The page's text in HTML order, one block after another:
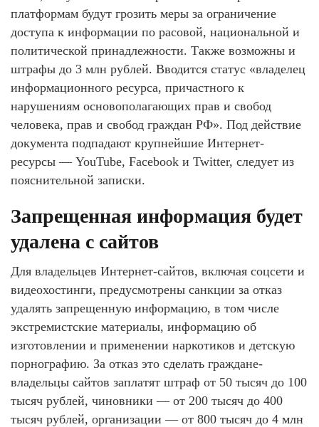
платформам будут грозить меры за ограничение
доступа к информации по расовой, национальной и
политической принадлежности. Также возможны и
штрафы до 3 млн рублей. Вводится статус «владелец
информационного ресурса, причастного к
нарушениям основополагающих прав и свобод
человека, прав и свобод граждан РФ». Под действие
документа подпадают крупнейшие Интернет-
ресурсы — YouTube, Facebook и Twitter, следует из
пояснительной записки.
Запрещенная информация будет
удалена с сайтов
Для владельцев Интернет-сайтов, включая соцсети и
видеохостинги, предусмотрены санкции за отказ
удалять запрещенную информацию, в том числе
экстремистские материалы, информацию об
изготовлении и применении наркотиков и детскую
порнографию. За отказ это сделать граждане-
владельцы сайтов заплатят штраф от 50 тысяч до 100
тысяч рублей, чиновники — от 200 тысяч до 400
тысяч рублей, организации — от 800 тысяч до 4 млн